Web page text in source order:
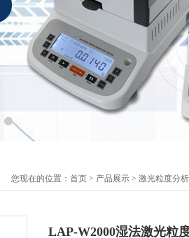
您现在的位置： 首页 > 产品展示 > 激光粒度分
LAP-W2000湿法激光粒